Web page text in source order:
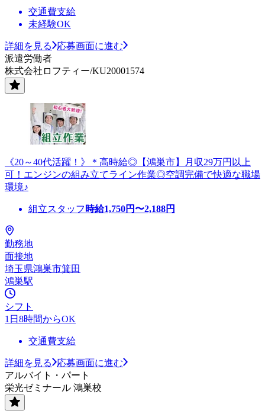
交通費支給
未経験OK
詳細を見る
応募画面に進む
派遣労働者
株式会社ロフティー/KU20001574
《20～40代活躍！》＊高時給◎【鴻巣市】月収29万円以上
可！エンジンの組み立てライン作業◎空調完備で快適な職場
環境♪
組立スタッフ 時給1,750円〜2,188円
勤務地
面接地
埼玉県鴻巣市箕田
鴻巣駅
シフト
1日8時間からOK
交通費支給
詳細を見る
応募画面に進む
アルバイト・パート
栄光ゼミナール 鴻巣校